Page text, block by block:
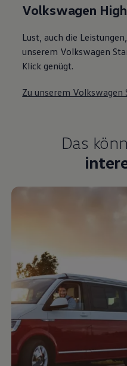
Volkswagen
Lust, auch die
unserem Volkswagen
Klick genügt.
Zu unserem Volkswagen
Das